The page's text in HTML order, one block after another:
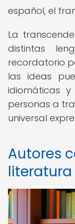
español, el
La
distintas
recordatorio
las ideas
idiomáticas
personas a
universal
Autores